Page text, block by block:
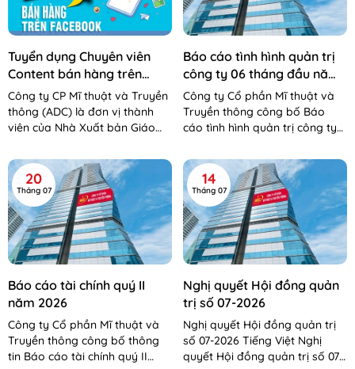
Tuyển dụng Chuyên viên
Content bán hàng trên
Facebook
Công ty CP Mĩ thuật và Truyền
thông (ADC) là đơn vị thành
viên của Nhà Xuất bản Giáo
Đào tạo. Công...
Báo cáo tình hình quản trị
công ty 06 tháng đầu năm
2026
Công ty Cổ phần Mĩ thuật và
Truyền thông công bố Báo
cáo tình hình quản trị công ty
cáo tình hình QTCT 06 tháng...
20
Tháng 07
Báo cáo tài chính quý II
năm 2026
Công ty Cổ phần Mĩ thuật và
Truyền thông công bố thông
tin Báo cáo tài chính quý II
14
Tháng 07
Nghị quyết Hội đồng quản
trị số 07-2026
Nghị quyết Hội đồng quản trị
số 07-2026 Tiếng Việt Nghị
quyết Hội đồng quản trị số 07-